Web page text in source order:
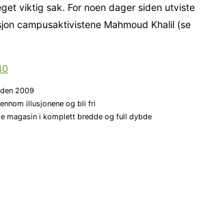
viktig sak. For noen dager siden utviste
campusaktivistene Mahmoud Khalil (se
2009
illusjonene og bli fri
magasin i komplett bredde og full dybde